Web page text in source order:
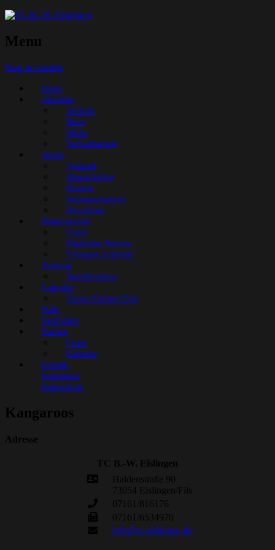
Menu
Skip to content
Home
Aktuelles
Termine
News
Bilder
Verbandsspiele
Verein
Vorstand
Mannschaften
Historie
Vereinszeitschrift
Downloads
Mitgliedschaft
Preise
Mitglieder Werben
Schnupperangebote
Training
Jugendtraining
Gaststätte
Tennis Kitchen Club
Halle
Sandplätze
Buchen
Preise
Kalender
Kontakt
Impressum
Datenschutz
Kangaroos
Adresse
TC B.-W. Eislingen
Haldenstraße 90
73054 Eislingen/Fils
07161/816176
07161/6534970
info@tc-eislingen.de